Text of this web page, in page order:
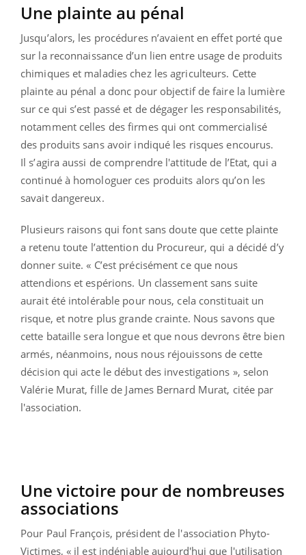
Une plainte au pénal
Jusqu’alors, les procédures n’avaient en effet porté que
sur la reconnaissance d’un lien entre usage de produits
chimiques et maladies chez les agriculteurs. Cette
plainte au pénal a donc pour objectif de faire la lumière
sur ce qui s’est passé et de dégager les responsabilités,
notamment celles des firmes qui ont commercialisé
des produits sans avoir indiqué les risques encourus.
Il s’agira aussi de comprendre l'attitude de l’Etat, qui a
continué à homologuer ces produits alors qu’on les
savait dangereux.
Plusieurs raisons qui font sans doute que cette plainte
a retenu toute l’attention du Procureur, qui a décidé d’y
donner suite. « C’est précisément ce que nous
attendions et espérions. Un classement sans suite
aurait été intolérable pour nous, cela constituait un
risque, et notre plus grande crainte. Nous savons que
cette bataille sera longue et que nous devrons être bien
armés, néanmoins, nous nous réjouissons de cette
décision qui acte le début des investigations », selon
Valérie Murat, fille de James Bernard Murat, citée par
l'association.
Une victoire pour de nombreuses
associations
Pour Paul François, président de l'association Phyto-
Victimes, « il est indéniable aujourd'hui que l'utilisation